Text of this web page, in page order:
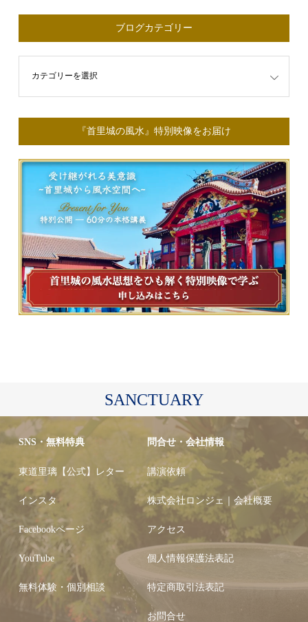
ブログカテゴリー
リー
『首里城の風水』特別映像をお届け
SANCTUARY
SNS・無料特典
東道里璃【公式】レター
インスタ
Facebookページ
YouTube
無料体験・個別相談
問合せ・会社情報
講演依頼
株式会社ロンジェ｜会社概要
アクセス
個人情報保護法表記
特定商取引法表記
お問合せ